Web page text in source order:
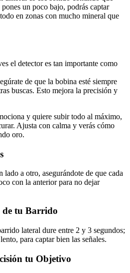
un poco bajo, podrás captar
en zonas con mucho mineral que
el detector es tan importante como
de que la bobina esté siempre
buscas. Esto mejora la precisión y
y quiere subir todo al máximo,
Ajusta con calma y verás cómo
oro.
lado a otro, asegurándote de que cada
con la anterior para no dejar
de tu Barrido
lateral dure entre 2 y 3 segundos;
para captar bien las señales.
tu Objetivo